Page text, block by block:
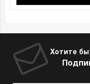
Хотите